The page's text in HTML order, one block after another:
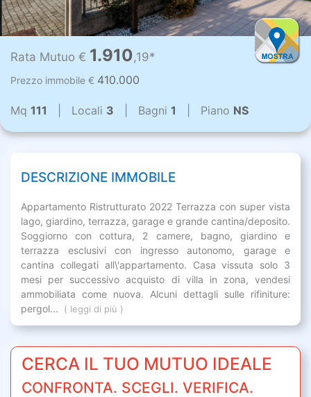
Rata Mutuo € 1.910,19*
Prezzo immobile € 410.000
Mq 111 | Locali 3 | Bagni 1 | Piano NS
DESCRIZIONE IMMOBILE
Appartamento Ristrutturato 2022 Terrazza con super vista
lago, giardino, terrazza, garage e grande cantina/deposito.
Soggiorno con cottura, 2 camere, bagno, giardino e
terrazza esclusivi con ingresso autonomo, garage e
cantina collegati all\'appartamento. Casa vissuta solo 3
mesi per successivo acquisto di villa in zona, vendesi
ammobiliata come nuova. Alcuni dettagli sulle rifiniture:
pergol...
( leggi di più )
CERCA IL TUO MUTUO IDEALE
CONFRONTA. SCEGLI. VERIFICA.